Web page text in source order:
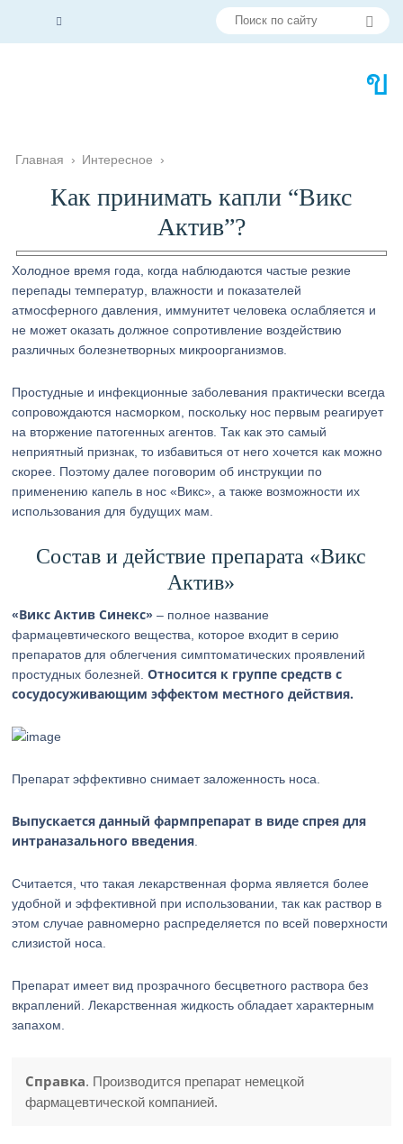
Главная › Интересное ›
Как принимать капли “Викс
Актив”?
Холодное время года, когда наблюдаются частые резкие
перепады температур, влажности и показателей
атмосферного давления, иммунитет человека ослабляется и
не может оказать должное сопротивление воздействию
различных болезнетворных микроорганизмов.
Простудные и инфекционные заболевания практически всегда
сопровождаются насморком, поскольку нос первым реагирует
на вторжение патогенных агентов. Так как это самый
неприятный признак, то избавиться от него хочется как можно
скорее. Поэтому далее поговорим об инструкции по
применению капель в нос «Викс», а также возможности их
использования для будущих мам.
Состав и действие препарата «Викс
Актив»
«Викс Актив Синекс» – полное название
фармацевтического вещества, которое входит в серию
препаратов для облегчения симптоматических проявлений
простудных болезней.Относится к группе средств с
сосудосуживающим эффектом местного действия.
Препарат эффективно снимает заложенность носа.
Выпускается данный фармпрепарат в виде спрея для
интраназального введения
Считается, что такая лекарственная форма является более
удобной и эффективной при использовании, так как раствор в
этом случае равномерно распределяется по всей поверхности
слизистой носа.
Препарат имеет вид прозрачного бесцветного раствора без
вкраплений. Лекарственная жидкость обладает характерным
запахом.
Справка. Производится препарат немецкой
фармацевтической компанией.